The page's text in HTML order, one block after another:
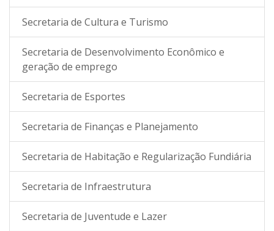
Secretaria de Cultura e Turismo
Secretaria de Desenvolvimento Econômico e
geração de emprego
Secretaria de Esportes
Secretaria de Finanças e Planejamento
Secretaria de Habitação e Regularização Fundiária
Secretaria de Infraestrutura
Secretaria de Juventude e Lazer